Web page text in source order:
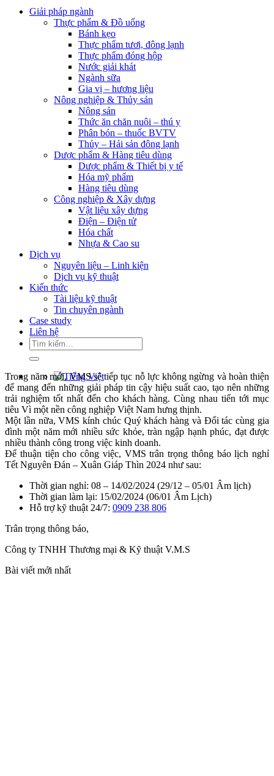
Giải pháp ngành
Thực phẩm & Đồ uống
Bánh kẹo
Thực phẩm tươi, đông lạnh
Thực phẩm đóng hộp
Nước giải khát
Ngành sữa
Gia vị – hương liệu
Nông nghiệp & Thủy sản
Nông sản
Thức ăn chăn nuôi – thú y
Phân bón – thuốc BVTV
Thủy – Hải sản đông lạnh
Dược phẩm & Hàng tiêu dùng
Dược phẩm & Thiết bị y tế
Hóa mỹ phẩm
Hàng tiêu dùng
Công nghiệp & Xây dựng
Vật liệu xây dựng
Điện – Điện tử
Hóa chất
Nhựa & Cao su
Dịch vụ
Nguyên liệu – Linh kiện
Dịch vụ kỹ thuật
Kiến thức
Tài liệu kỹ thuật
Tin chuyên ngành
Case study
Liên hệ
Tìm
kiếm:
Trong năm mới, VMS sẽ tiếp tục nỗ lực không ngừng và hoàn thiện
để mang đến những giải pháp tin cậy hiệu suất cao, tạo nên những
trải nghiệm tốt nhất đến cho khách hàng. Cùng nhau tiến tới mục
tiêu Vì một nền công nghiệp Việt Nam hưng thịnh.
Một lần nữa, VMS kính chúc Quý khách hàng và Đối tác cùng gia
đình một năm mới nhiều sức khỏe, tràn ngập hạnh phúc, đạt được
nhiều thành công trong việc kinh doanh.
Để thuận tiện cho công việc, VMS trân trọng thông báo lịch nghỉ
Tết Nguyên Đán – Xuân Giáp Thìn 2024 như sau:
Thời gian nghỉ: 08 – 14/02/2024 (29/12 – 05/01 Âm lịch)
Thời gian làm lại: 15/02/2024 (06/01 Âm Lịch)
Hỗ trợ kỹ thuật 24/7: 0909 238 806
Trân trọng thông báo,
Công ty TNHH Thương mại & Kỹ thuật V.M.S
Bài viết mới nhất